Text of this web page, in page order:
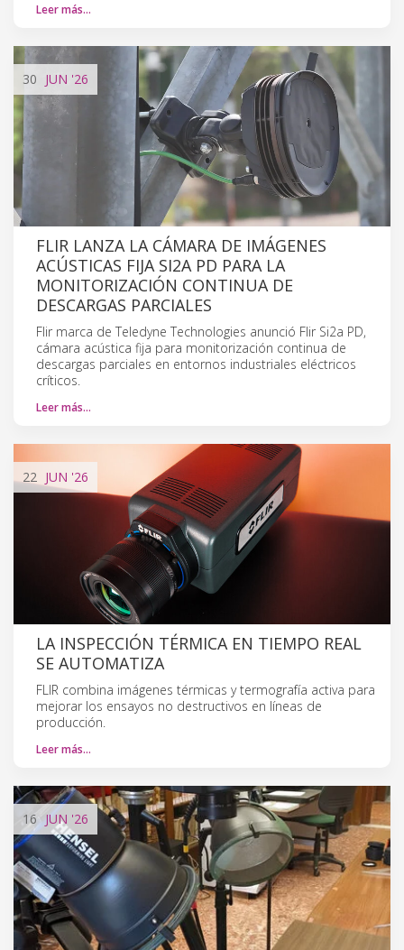
Leer más…
30 JUN '26
FLIR LANZA LA CÁMARA DE IMÁGENES
ACÚSTICAS FIJA SI2A PD PARA LA
MONITORIZACIÓN CONTINUA DE
DESCARGAS PARCIALES
Flir marca de Teledyne Technologies anunció Flir Si2a PD,
cámara acústica fija para monitorización continua de
descargas parciales en entornos industriales eléctricos
críticos.
Leer más…
22 JUN '26
LA INSPECCIÓN TÉRMICA EN TIEMPO REAL
SE AUTOMATIZA
FLIR combina imágenes térmicas y termografía activa para
mejorar los ensayos no destructivos en líneas de
producción.
Leer más…
16 JUN '26